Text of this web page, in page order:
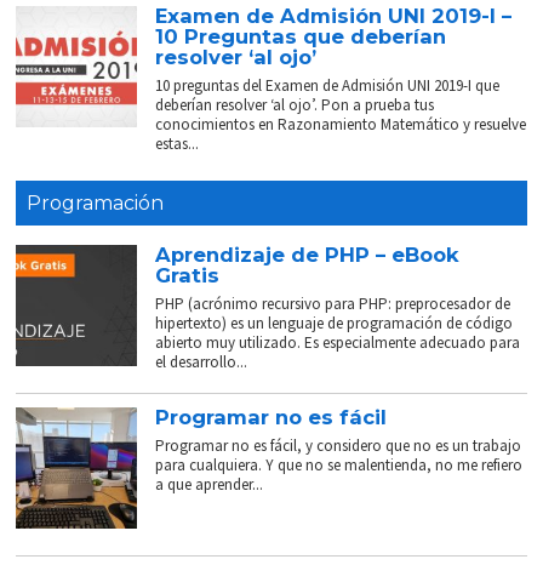
Examen de Admisión UNI 2019-I –
10 Preguntas que deberían
resolver ‘al ojo’
10 preguntas del Examen de Admisión UNI 2019-I que
deberían resolver ‘al ojo’. Pon a prueba tus
conocimientos en Razonamiento Matemático y resuelve
estas...
Programación
Aprendizaje de PHP – eBook
Gratis
PHP (acrónimo recursivo para PHP: preprocesador de
hipertexto) es un lenguaje de programación de código
abierto muy utilizado. Es especialmente adecuado para
el desarrollo...
Programar no es fácil
Programar no es fácil, y considero que no es un trabajo
para cualquiera. Y que no se malentienda, no me refiero
a que aprender...